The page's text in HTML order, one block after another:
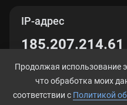
IP-адрес
185.207.214.61
Продолжая использование
что обработка моих
соответствии с Политикой